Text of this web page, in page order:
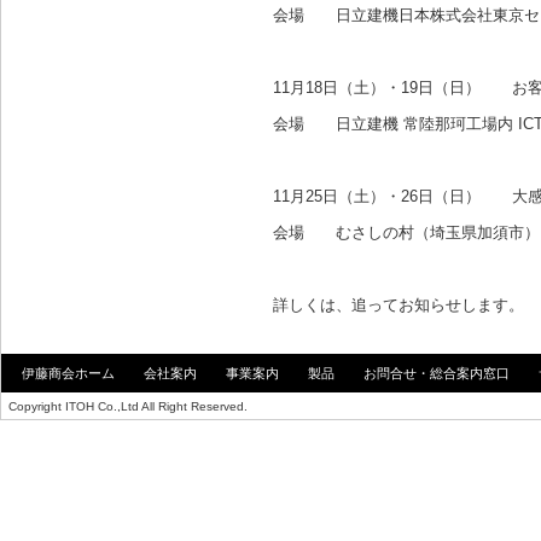
会場 日立建機日本株式会社東京セ
11月18日（土）・19日（日） お客
会場 日立建機 常陸那珂工場内
11月25日（土）・26日（日） 大感
会場 むさしの村（埼玉県加須市）
詳しくは、追ってお知らせします。
伊藤商会ホーム 会社案内 事業案内 製品 お問合せ・総合案内窓口
Copyright ITOH Co.,Ltd All Right Reserved.